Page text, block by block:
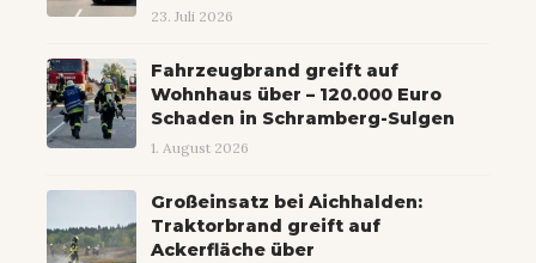
23. Juli 2026
Fahrzeugbrand greift auf
Wohnhaus über – 120.000 Euro
Schaden in Schramberg-Sulgen
1. August 2026
Großeinsatz bei Aichhalden:
Traktorbrand greift auf
Ackerfläche über